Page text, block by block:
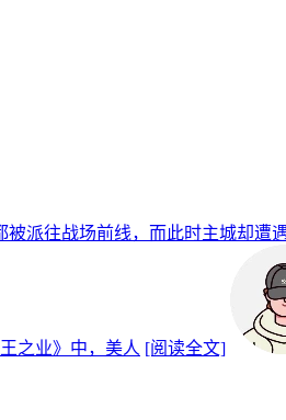
被派往战场前线，而此时主城却
之业》中，美人 [阅读全文]